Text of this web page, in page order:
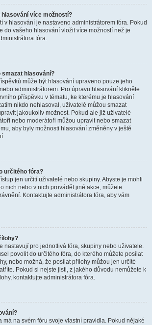
hlasování více možností?
v hlasování je nastaveno administrátorem fóra. Pokud
do vašeho hlasování vložit více možností než je
fóra.
smazat hlasování?
může být hlasování upraveno pouze jeho
administrátorem. Pro úpravu hlasování klikněte
příspěvku v tématu, ke kterému je hlasování
nikdo nehlasoval, uživatelé můžou smazat
jakoukoliv možnost. Pokud ale již uživatelé
nebo moderátoři můžou upravit nebo smazat
aby byly možnosti hlasování změněny v ještě
určitého fóra?
jen určití uživatelé nebo skupiny. Abyste je mohli
nich nebo v nich provádět jiné akce, můžete
Kontaktujte administrátora fóra, aby vám
nastavují pro jednotlivá fóra, skupiny nebo uživatele.
povolit do určitého fóra, do kterého můžete posílat
nebo možná, že posílat přílohy můžou jen určité
Pokud si nejste jisti, z jakého důvodu nemůžete k
kontaktujte administrátora fóra.
má na svém fóru svoje vlastní pravidla. Pokud nějaké